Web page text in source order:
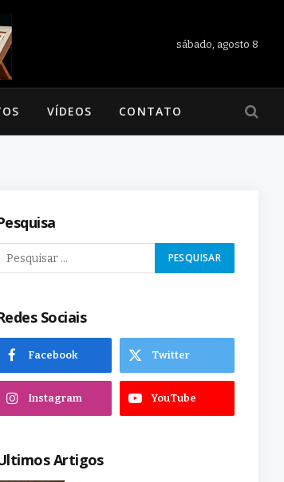
sábado, agosto 8
VÍDEOS CONTATO
Sociais
Facebook Twitter
Instagram YouTube
Artigos